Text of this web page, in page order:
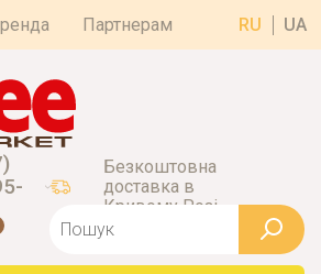
Партнерам RU UA
Безкоштовна
доставка в
Кривому Розі